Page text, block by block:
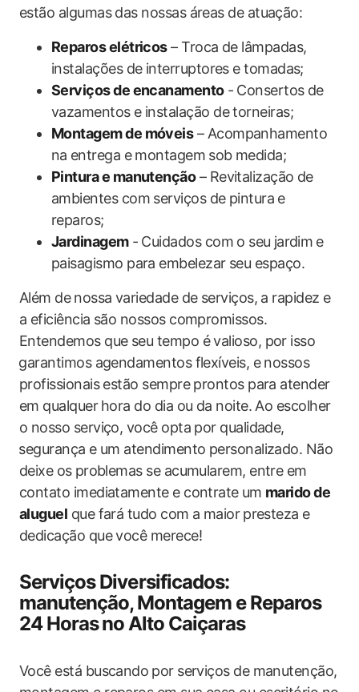
estão algumas das nossas áreas de atuação:‍
Reparos elétricos– Troca‌ de‍ lâmpadas,
instalações de interruptores ‌e tomadas;
Serviços de encanamento⁤- Consertos de
vazamentos e instalação de torneiras;
Montagem de móveis– Acompanhamento
na⁣ entrega e montagem⁤ sob medida;
Pintura e ​manutenção– Revitalização de
ambientes ​com serviços de pintura⁣ e ​
reparos;
Jardinagem⁢- Cuidados com o seu ⁣jardim⁣ e​
paisagismo‍ para embelezar seu espaço.
Além de ⁢nossa variedade de serviços, ‌a rapidez e
a eficiência‍ são nossos compromissos.
Entendemos que seu tempo é valioso,​ por isso
⁤garantimos agendamentos flexíveis, e nossos
profissionais estão sempre prontos para atender⁣
em qualquer ⁣hora do dia ou da noite. Ao escolher
o‍ nosso serviço, você opta por qualidade,
⁢segurança e um atendimento personalizado. Não
deixe os ⁣problemas se acumularem, entre em⁤
contato imediatamente e contrate ⁤um marido​ de
aluguel que fará​ tudo com​ a maior⁢ presteza ‍e
dedicação que você merece!
Serviços Diversificados:⁣
manutenção, ⁢Montagem e Reparos
24 Horas⁤ no ⁢Alto Caiçaras
Você está buscando⁢ por serviços de manutenção,